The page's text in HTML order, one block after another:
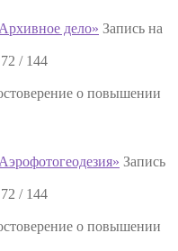
дело» Запись на
72 / 144
о повышении
Запись
72 / 144
о повышении